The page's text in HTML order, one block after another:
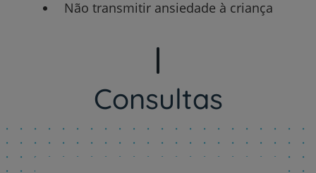
Não transmitir ansiedade à criança
Consultas